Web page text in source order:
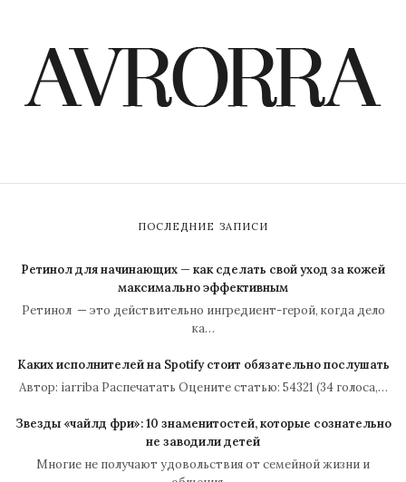
ПОСЛЕДНИЕ ЗАПИСИ
Ретинол для начинающих — как сделать свой уход за кожей
максимально эффективным
Ретинол — это действительно ингредиент-герой, когда дело
ка…
Каких исполнителей на Spotify стоит обязательно послушать
Автор: iarriba Распечатать Оцените статью: 54321 (34 голоса,…
Звезды «чайлд фри»: 10 знаменитостей, которые сознательно
не заводили детей
Многие не получают удовольствия от семейной жизни и